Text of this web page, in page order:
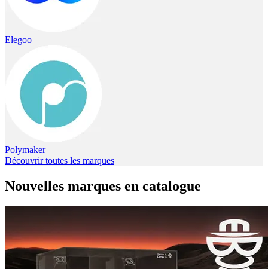
Elegoo
Polymaker
Découvrir toutes les marques
Nouvelles marques en catalogue